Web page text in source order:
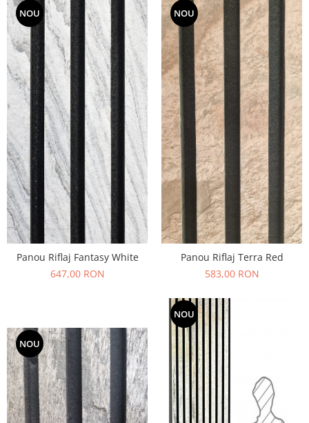
NOU
Panou Riflaj Fantasy White
647,00 RON
NOU
Panou Riflaj Terra Red
583,00 RON
NOU
NOU